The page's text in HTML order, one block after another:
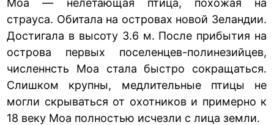
Моа — нелетающая птица, похожая на
страуса. Обитала на островах новой Зеландии.
Достигала в высоту 3.6 м. После прибытия на
острова первых поселенцев-полинезийцев,
численнсть Моа стала быстро сокращаться.
Слишком крупны, медлительные птицы не
могли скрываться от охотников и примерно к
18 веку Моа полностью исчезли с лица земли.